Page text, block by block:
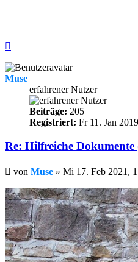
Muse
erfahrener Nutzer
Beiträge: 205
Registriert: Fr 11. Jan
Re: Hilfreiche
Beitrag
von Muse » Mi 17. Feb 2021,